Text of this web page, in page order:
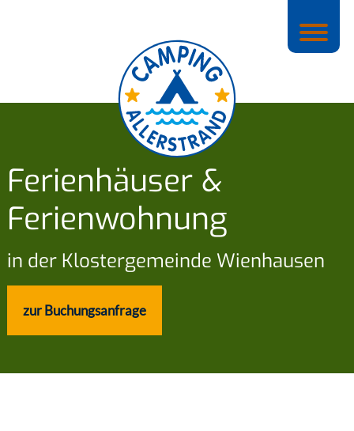
Ferienhäuser &
Ferienwohnung
in der Klostergemeinde Wienhausen
zur Buchungsanfrage